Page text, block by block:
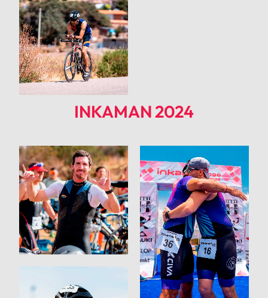
INKAMAN 2024